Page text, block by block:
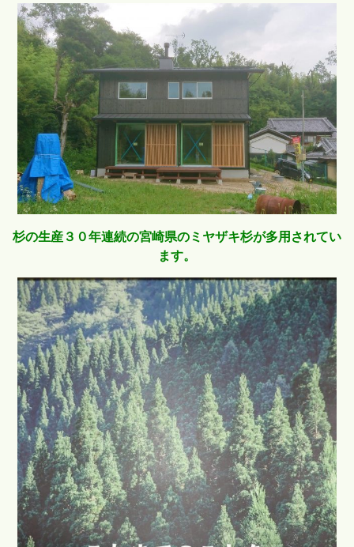
杉の生産３０年連続の宮崎県のミヤザキ杉が多用されてい
ます。